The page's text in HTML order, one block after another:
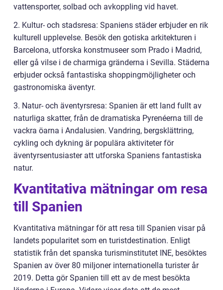
vattensporter, solbad och avkoppling vid havet.
2. Kultur- och stadsresa: Spaniens städer erbjuder en rik
kulturell upplevelse. Besök den gotiska arkitekturen i
Barcelona, utforska konstmuseer som Prado i Madrid,
eller gå vilse i de charmiga gränderna i Sevilla. Städerna
erbjuder också fantastiska shoppingmöjligheter och
gastronomiska äventyr.
3. Natur- och äventyrsresa: Spanien är ett land fullt av
naturliga skatter, från de dramatiska Pyrenéerna till de
vackra öarna i Andalusien. Vandring, bergsklättring,
cykling och dykning är populära aktiviteter för
äventyrsentusiaster att utforska Spaniens fantastiska
natur.
Kvantitativa mätningar om resa
till Spanien
Kvantitativa mätningar för att resa till Spanien visar på
landets popularitet som en turistdestination. Enligt
statistik från det spanska turisminstitutet INE, besöktes
Spanien av över 80 miljoner internationella turister år
2019. Detta gör Spanien till ett av de mest besökta